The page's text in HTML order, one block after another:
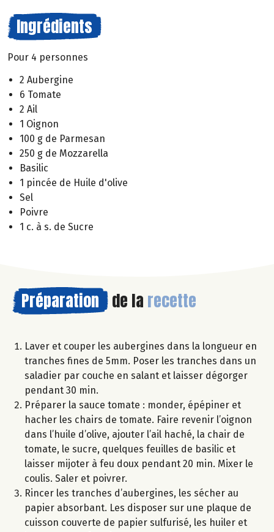
Ingrédients
Pour 4 personnes
2 Aubergine
6 Tomate
2 Ail
1 Oignon
100 g de Parmesan
250 g de Mozzarella
Basilic
1 pincée de Huile d'olive
Sel
Poivre
1 c. à s. de Sucre
Préparation de la recette
Laver et couper les aubergines dans la longueur en
tranches fines de 5mm. Poser les tranches dans un
saladier par couche en salant et laisser dégorger
pendant 30 min.
Préparer la sauce tomate : monder, épépiner et
hacher les chairs de tomate. Faire revenir l’oignon
dans l’huile d’olive, ajouter l’ail haché, la chair de
tomate, le sucre, quelques feuilles de basilic et
laisser mijoter à feu doux pendant 20 min. Mixer le
coulis. Saler et poivrer.
Rincer les tranches d’aubergines, les sécher au
papier absorbant. Les disposer sur une plaque de
cuisson couverte de papier sulfurisé, les huiler et